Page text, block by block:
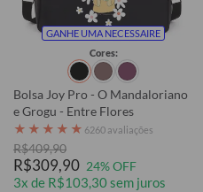
GANHE UMA NECESSAIRE
Cores:
Bolsa Joy Pro - O Mandaloriano
e Grogu - Entre Flores
★ ★ ★ ★ ★ 6260 avaliações
R$409,90
R$309,90 24% OFF
3x de R$103,30 sem juros